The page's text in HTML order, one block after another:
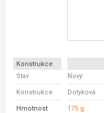
Konstrukce
Stav
Nový
Konstrukce Dotyková
Hmotnost 175 g